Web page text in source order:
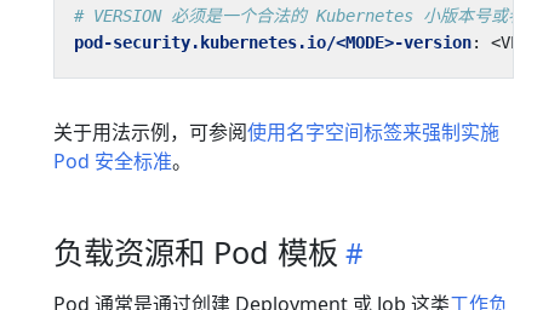
# VERSION 必须是一个合法的 Kubernetes 小版本号或
pod-security.kubernetes.io/<MODE>-version:
关于用法示例，可参阅使用名字空间标签来强制实施
Pod 安全标准。
负载资源和 Pod 模板
Pod 通常是通过创建 Deployment 或 Job 这类工作负